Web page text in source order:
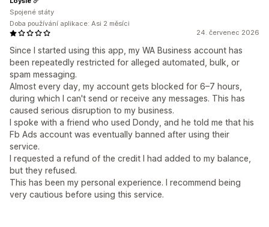
24. červenec 2026
Since I started using this app, my WA Business account has
been repeatedly restricted for alleged automated, bulk, or
spam messaging.
Almost every day, my account gets blocked for 6–7 hours,
during which I can't send or receive any messages. This has
caused serious disruption to my business.
I spoke with a friend who used Dondy, and he told me that his
Fb Ads account was eventually banned after using their
service.
I requested a refund of the credit I had added to my balance,
but they refused.
This has been my personal experience. I recommend being
very cautious before using this service.
Spojené státy
Doba používání aplikace: Asi 2 měsíci